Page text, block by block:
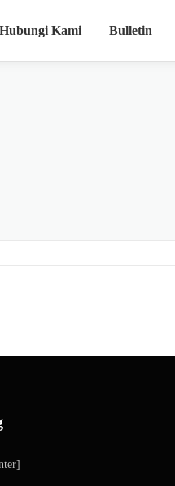
Hubungi Kami Bulletin